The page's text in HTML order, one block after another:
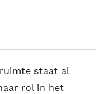
staat al
rol in het